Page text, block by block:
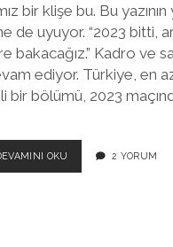
bir klişe bu. Bu yazının
de uyuyor. “2023 bitti,
bakacağız.” Kadro ve
ediyor. Türkiye, en
bir bölümü, 2023
OKU BUNDAN
SONRAKI
2 YORUM